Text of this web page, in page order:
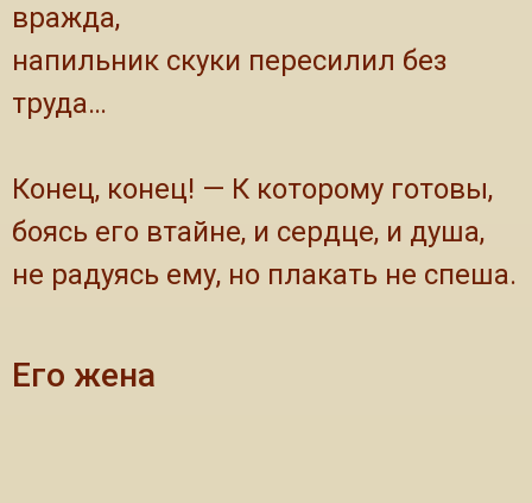
вражда,
напильник скуки пересилил без
труда…
Конец, конец! — К которому готовы,
боясь его втайне, и сердце, и душа,
не радуясь ему, но плакать не спеша.
Его жена